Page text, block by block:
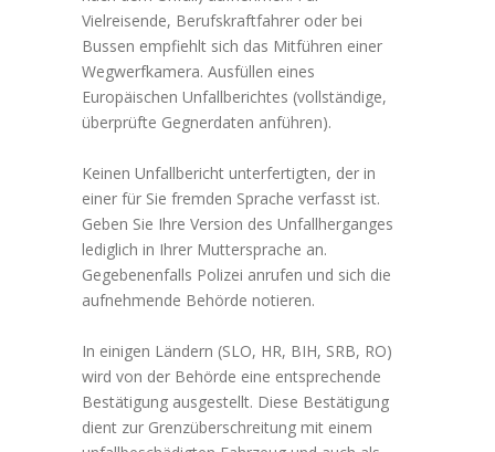
Vielreisende, Berufskraftfahrer oder bei
Bussen empfiehlt sich das Mitführen einer
Wegwerfkamera. Ausfüllen eines
Europäischen Unfallberichtes (vollständige,
überprüfte Gegnerdaten anführen).
Keinen Unfallbericht unterfertigten, der in
einer für Sie fremden Sprache verfasst ist.
Geben Sie Ihre Version des Unfallherganges
lediglich in Ihrer Muttersprache an.
Gegebenenfalls Polizei anrufen und sich die
aufnehmende Behörde notieren.
In einigen Ländern (SLO, HR, BIH, SRB, RO)
wird von der Behörde eine entsprechende
Bestätigung ausgestellt. Diese Bestätigung
dient zur Grenzüberschreitung mit einem